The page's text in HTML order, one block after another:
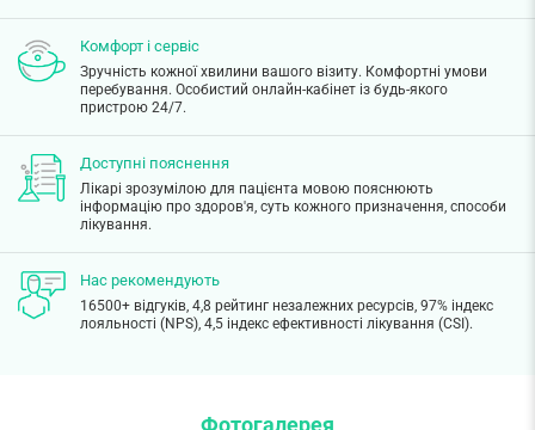
Комфорт і сервіс
Зручність кожної хвилини вашого візиту. Комфортні умови
перебування. Особистий онлайн-кабінет із будь-якого
пристрою 24/7.
Доступні пояснення
Лікарі зрозумілою для пацієнта мовою пояснюють
інформацію про здоров'я, суть кожного призначення, способи
лікування.
Нас рекомендують
16500+ відгуків, 4,8 рейтинг незалежних ресурсів, 97% індекс
лояльності (NPS), 4,5 індекс ефективності лікування (CSI).
Фотогалерея